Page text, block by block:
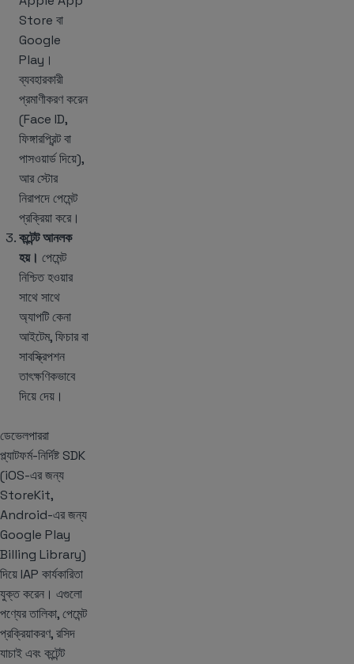
Store বা
Google
Play।
ব্যবহারকারী
প্রমাণীকরণ করেন
(Face ID,
ফিঙ্গারপ্রিন্ট বা
পাসওয়ার্ড দিয়ে),
আর স্টোর
নিরাপদে পেমেন্ট
প্রক্রিয়া করে।
কন্টেন্ট আনলক
হয়। পেমেন্ট
নিশ্চিত হওয়ার
সাথে সাথে
অ্যাপটি কেনা
আইটেম, ফিচার বা
সাবস্ক্রিপশন
তাৎক্ষণিকভাবে
দিয়ে দেয়।
ডেভেলপাররা
প্ল্যাটফর্ম-নির্দিষ্ট SDK
(iOS-এর জন্য
StoreKit,
Android-এর জন্য
Google Play
Billing Library)
দিয়ে IAP কার্যকারিতা
যুক্ত করেন। এগুলো
পণ্যের তালিকা, পেমেন্ট
প্রক্রিয়াকরণ, রসিদ
যাচাই এবং কন্টেন্ট